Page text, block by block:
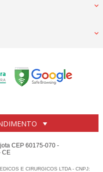
CEP 60175-070 -
CE
E CIRURGICOS LTDA - CNPJ: